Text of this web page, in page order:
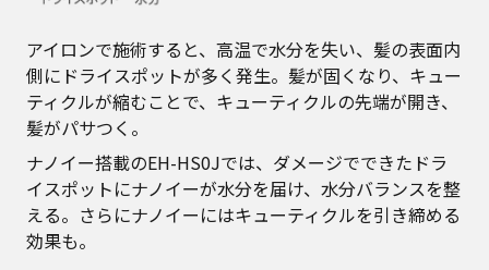
アイロンで施術すると、高温で水分を失い、髪の表面内
側にドライスポットが多く発生。髪が固くなり、キュー
ティクルが縮むことで、キューティクルの先端が開き、
髪がパサつく。
ナノイー搭載のEH-HS0Jでは、ダメージでできたドラ
イスポットにナノイーが水分を届け、水分バランスを整
える。さらにナノイーにはキューティクルを引き締める
効果も。